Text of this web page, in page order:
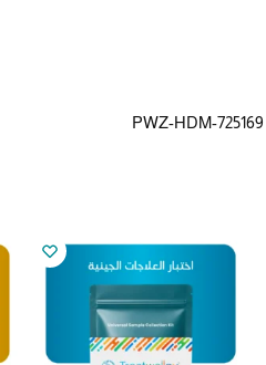
PWZ-HDM-725169